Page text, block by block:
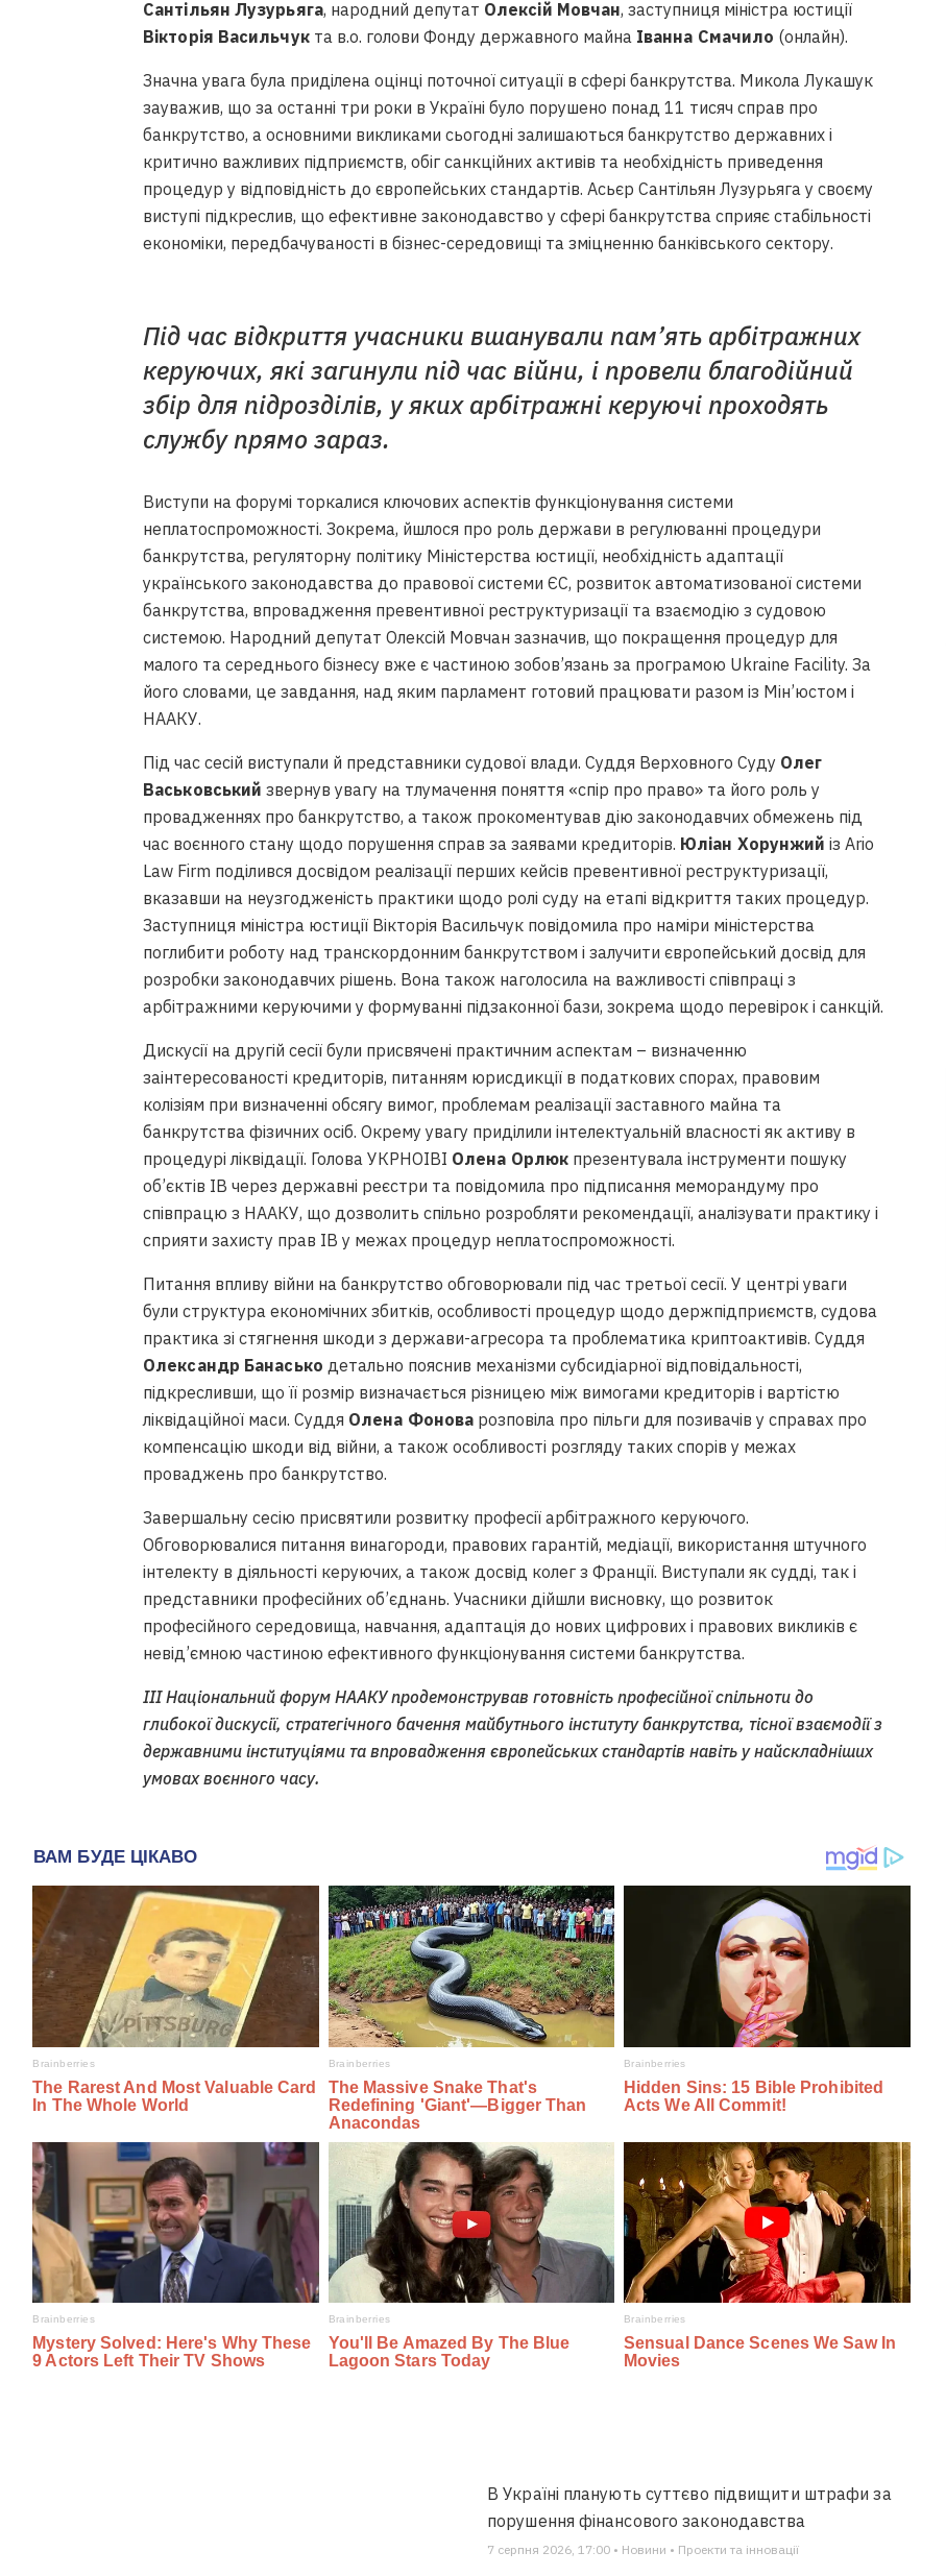
Сантільян Лузурьяга, народний депутат Олексій Мовчан, заступниця міністра юстиції
Вікторія Васильчукта в.о. голови Фонду державного майна Іванна Смачило (онлайн).
Значна увага була приділена оцінці поточної ситуації в сфері банкрутства. Микола Лукашук
зауважив, що за останні три роки в Україні було порушено понад 11 тисяч справ про
банкрутство, а основними викликами сьогодні залишаються банкрутство державних і
критично важливих підприємств, обіг санкційних активів та необхідність приведення
процедур у відповідність до європейських стандартів. Асьєр Сантільян Лузурьяга у своєму
виступі підкреслив, що ефективне законодавство у сфері банкрутства сприяє стабільності
економіки, передбачуваності в бізнес-середовищі та зміцненню банківського сектору.
Під час відкриття учасники вшанували пам’ять арбітражних
керуючих, які загинули під час війни, і провели благодійний
збір для підрозділів, у яких арбітражні керуючі проходять
службу прямо зараз.
Виступи на форумі торкалися ключових аспектів функціонування системи
неплатоспроможності. Зокрема, йшлося про роль держави в регулюванні процедури
банкрутства, регуляторну політику Міністерства юстиції, необхідність адаптації
українського законодавства до правової системи ЄС, розвиток автоматизованої системи
банкрутства, впровадження превентивної реструктуризації та взаємодію з судовою
системою. Народний депутат Олексій Мовчан зазначив, що покращення процедур для
малого та середнього бізнесу вже є частиною зобов’язань за програмою Ukraine Facility. За
його словами, це завдання, над яким парламент готовий працювати разом із Мін’юстом і
НААКУ.
Під час сесій виступали й представники судової влади. Суддя Верховного Суду Олег
Васьковський звернув увагу на тлумачення поняття «спір про право» та його роль у
провадженнях про банкрутство, а також прокоментував дію законодавчих обмежень під
час воєнного стану щодо порушення справ за заявами кредиторів. Юліан Хорунжий із Ario
Law Firm поділився досвідом реалізації перших кейсів превентивної реструктуризації,
вказавши на неузгодженість практики щодо ролі суду на етапі відкриття таких процедур.
Заступниця міністра юстиції Вікторія Васильчук повідомила про наміри міністерства
поглибити роботу над транскордонним банкрутством і залучити європейський досвід для
розробки законодавчих рішень. Вона також наголосила на важливості співпраці з
арбітражними керуючими у формуванні підзаконної бази, зокрема щодо перевірок і санкцій.
Дискусії на другій сесії були присвячені практичним аспектам – визначенню
заінтересованості кредиторів, питанням юрисдикції в податкових спорах, правовим
колізіям при визначенні обсягу вимог, проблемам реалізації заставного майна та
банкрутства фізичних осіб. Окрему увагу приділили інтелектуальній власності як активу в
процедурі ліквідації. Голова УКРНОІВІ Олена Орлюк презентувала інструменти пошуку
об’єктів ІВ через державні реєстри та повідомила про підписання меморандуму про
співпрацю з НААКУ, що дозволить спільно розробляти рекомендації, аналізувати практику і
сприяти захисту прав ІВ у межах процедур неплатоспроможності.
Питання впливу війни на банкрутство обговорювали під час третьої сесії. У центрі уваги
були структура економічних збитків, особливості процедур щодо держпідприємств, судова
практика зі стягнення шкоди з держави-агресора та проблематика криптоактивів. Суддя
Олександр Банасько детально пояснив механізми субсидіарної відповідальності,
підкресливши, що її розмір визначається різницею між вимогами кредиторів і вартістю
ліквідаційної маси. Суддя Олена Фонова розповіла про пільги для позивачів у справах про
компенсацію шкоди від війни, а також особливості розгляду таких спорів у межах
проваджень про банкрутство.
Завершальну сесію присвятили розвитку професії арбітражного керуючого.
Обговорювалися питання винагороди, правових гарантій, медіації, використання штучного
інтелекту в діяльності керуючих, а також досвід колег з Франції. Виступали як судді, так і
представники професійних об’єднань. Учасники дійшли висновку, що розвиток
професійного середовища, навчання, адаптація до нових цифрових і правових викликів є
невід’ємною частиною ефективного функціонування системи банкрутства.
ІІІ Національний форум НААКУ продемонстрував готовність професійної спільноти до
глибокої дискусії, стратегічного бачення майбутнього інституту банкрутства, тісної взаємодії з
державними інституціями та впровадження європейських стандартів навіть у найскладніших
умовах воєнного часу.
В Україні планують суттєво підвищити штрафи за
порушення фінансового законодавства
7 серпня 2026, 17:00 • Новини • Проекти та інновації